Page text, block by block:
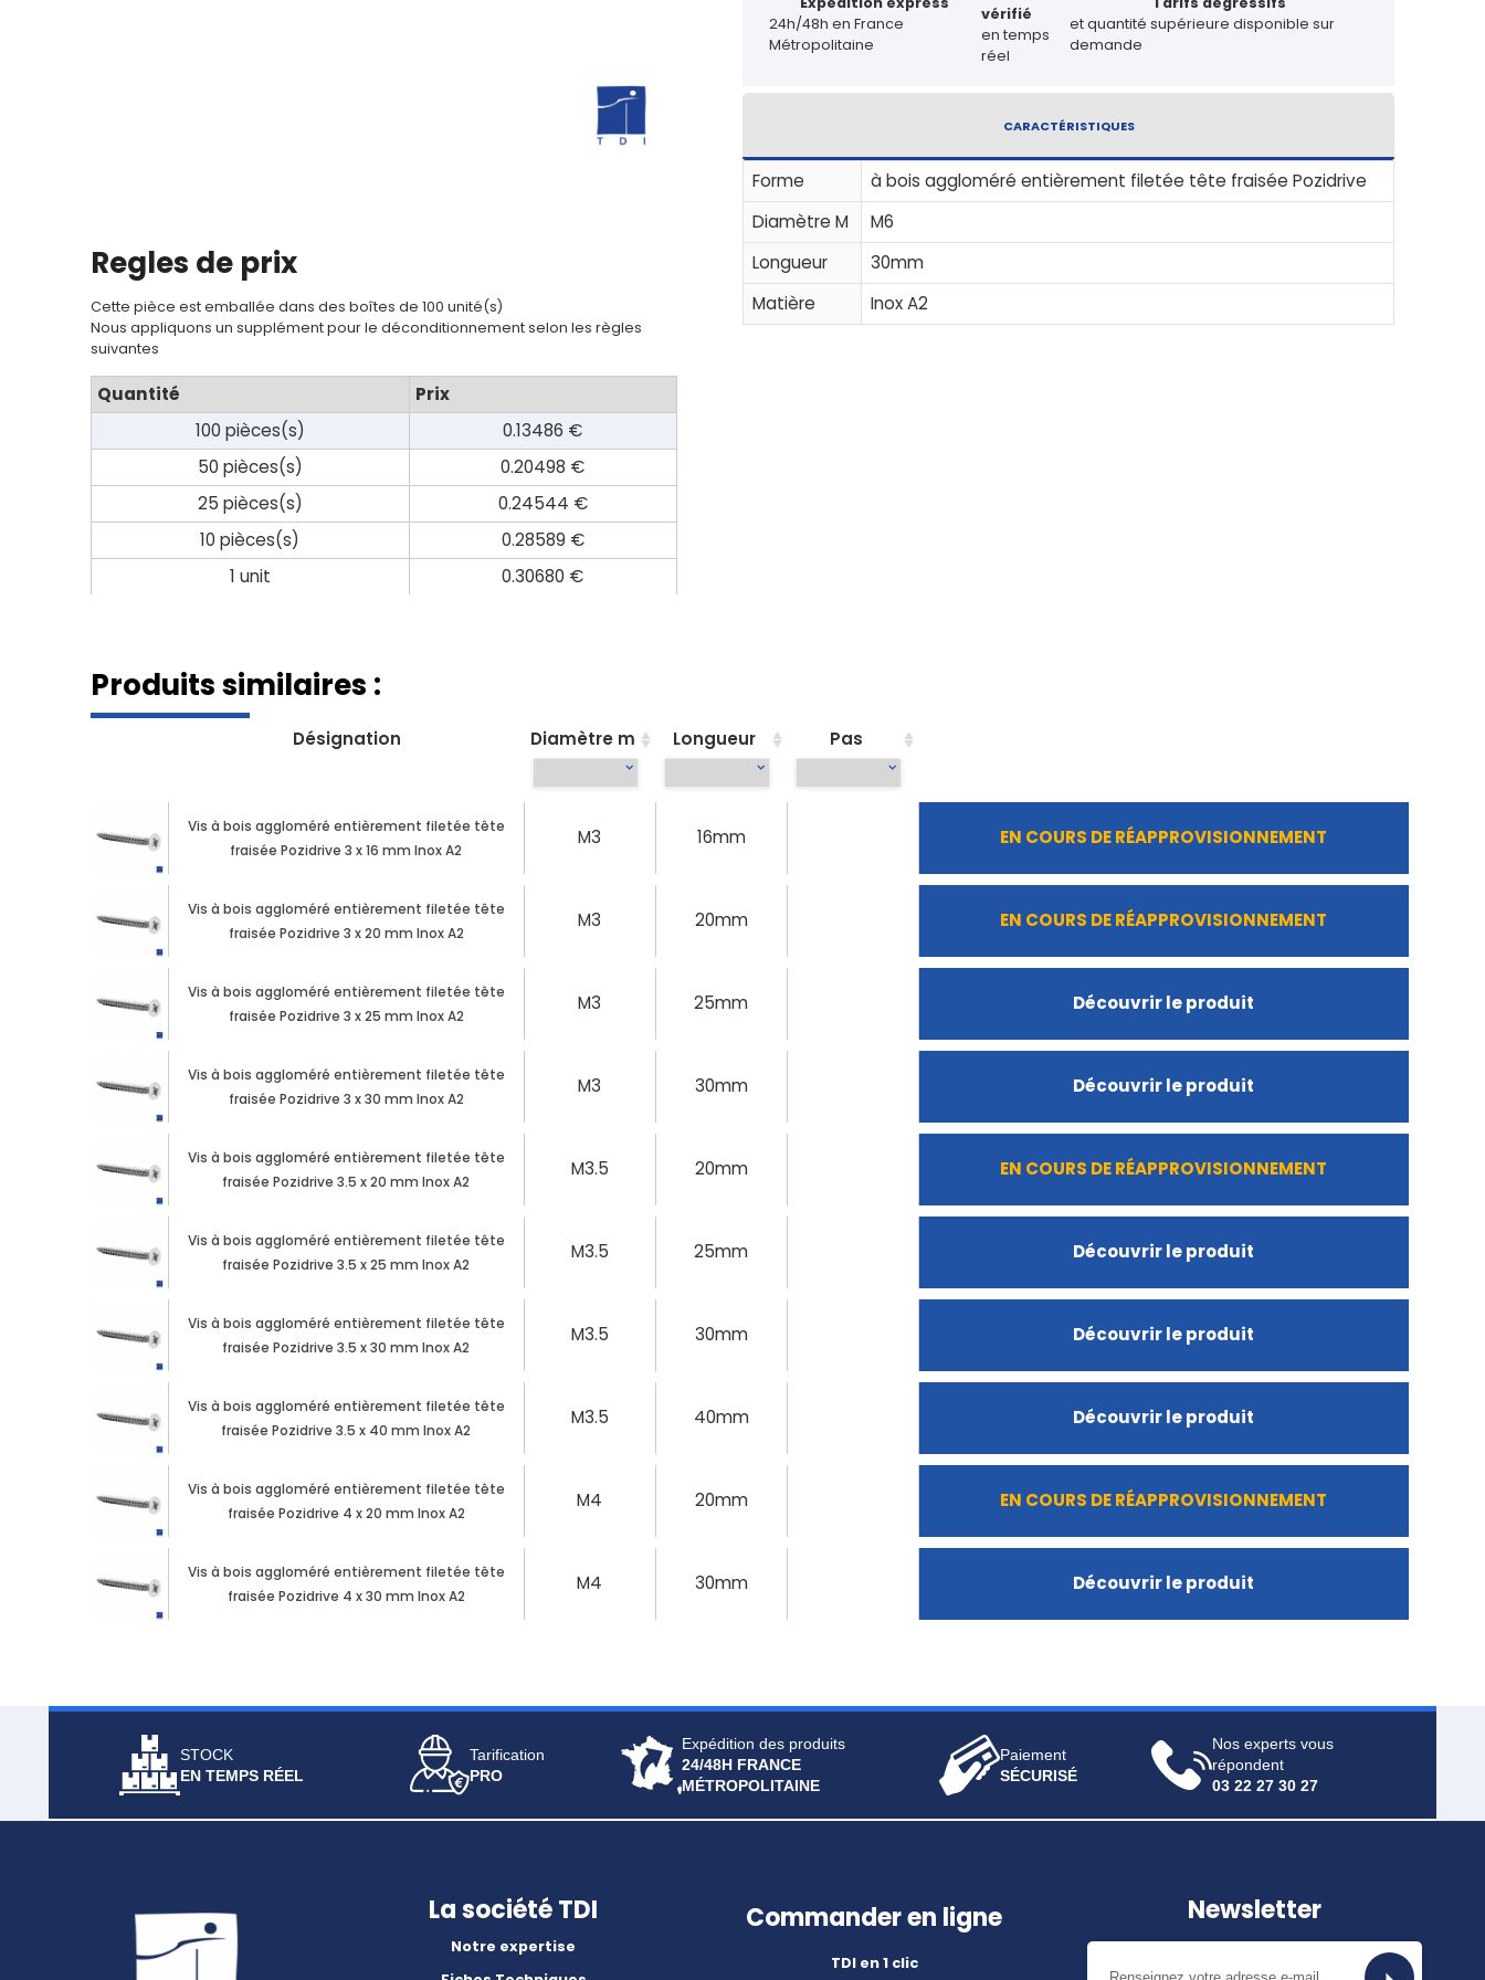
Regles de prix
Cette pièce est emballée dans des boîtes de 100 unité(s)
Nous appliquons un supplément pour le déconditionnement selon les règles
suivantes
Quantité
Prix
100 pièces(s)
0.13486 €
50 pièces(s)
0.20498 €
25 pièces(s)
0.24544 €
10 pièces(s)
0.28589 €
1 unit
0.30680 €
24h/48h en France
Métropolitaine
vérifié
en temps
réel
et quantité supérieure disponible sur
demande
CARACTÉRISTIQUES
Forme
à bois aggloméré entièrement filetée tête fraisée Pozidrive
Diamètre M
M6
Longueur
30mm
Matière
Inox A2
Produits similaires :
Désignation Diamètre m Longueur Pas
Vis à bois aggloméré entièrement filetée tête
fraisée Pozidrive 3 x 16 mm Inox A2
M3 16mm EN COURS DE RÉAPPROVISIONNEMENT
Vis à bois aggloméré entièrement filetée tête
fraisée Pozidrive 3 x 20 mm Inox A2
M3 20mm EN COURS DE RÉAPPROVISIONNEMENT
Vis à bois aggloméré entièrement filetée tête
fraisée Pozidrive 3 x 25 mm Inox A2
M3 25mm Découvrir le produit
Vis à bois aggloméré entièrement filetée tête
fraisée Pozidrive 3 x 30 mm Inox A2
M3 30mm Découvrir le produit
Vis à bois aggloméré entièrement filetée tête
fraisée Pozidrive 3.5 x 20 mm Inox A2
M3.5 20mm EN COURS DE RÉAPPROVISIONNEMENT
Vis à bois aggloméré entièrement filetée tête
fraisée Pozidrive 3.5 x 25 mm Inox A2
M3.5 25mm Découvrir le produit
Vis à bois aggloméré entièrement filetée tête
fraisée Pozidrive 3.5 x 30 mm Inox A2
M3.5 30mm Découvrir le produit
Vis à bois aggloméré entièrement filetée tête
fraisée Pozidrive 3.5 x 40 mm Inox A2
M3.5 40mm Découvrir le produit
Vis à bois aggloméré entièrement filetée tête
fraisée Pozidrive 4 x 20 mm Inox A2
M4 20mm EN COURS DE RÉAPPROVISIONNEMENT
Vis à bois aggloméré entièrement filetée tête
fraisée Pozidrive 4 x 30 mm Inox A2
M4 30mm Découvrir le produit
STOCK
EN TEMPS RÉEL
Tarification
PRO
Expédition des produits
24/48H FRANCE
MÉTROPOLITAINE
Paiement
SÉCURISÉ
Nos experts vous
répondent
03 22 27 30 27
La société TDI
Notre expertise
Commander en ligne
TDI en 1 clic
Newsletter